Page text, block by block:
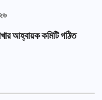
আহ্বায়ক কমিটি গঠিত